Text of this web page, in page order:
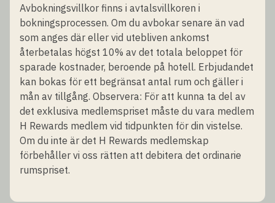
Avbokningsvillkor finns i avtalsvillkoren i
bokningsprocessen. Om du avbokar senare än vad
som anges där eller vid utebliven ankomst
återbetalas högst 10% av det totala beloppet för
sparade kostnader, beroende på hotell. Erbjudandet
kan bokas för ett begränsat antal rum och gäller i
mån av tillgång. Observera: För att kunna ta del av
det exklusiva medlemspriset måste du vara medlem
H Rewards medlem vid tidpunkten för din vistelse.
Om du inte är det H Rewards medlemskap
förbehåller vi oss rätten att debitera det ordinarie
rumspriset.